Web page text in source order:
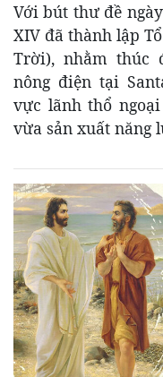
Với bút thư đề
XIV đã thành lập
Trời), nhằm thúc
nông điện tại
vực lãnh thổ
vừa sản xuất